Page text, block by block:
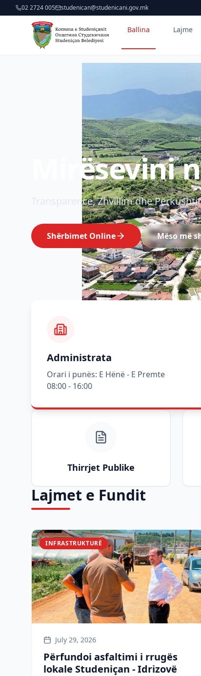
02 2724 005 studenican@studenicani.gov.mk
Ballina Lajme
Mirësevini
Transparencë, Zhvillim dhe
Shërbimet Online Mëso më
Administrata
Orari i punës: E Hënë - E Premte
08:00 - 16:00
Thirrjet Publike
Lajmet e Fundit
INFRASTRUKTURË
July 29, 2026
Përfundoi asfaltimi i rrugës
lokale Studeniçan - Idrizovë